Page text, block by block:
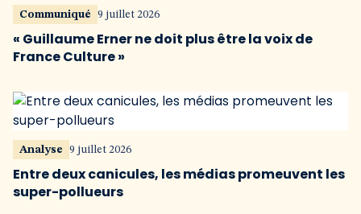
Communiqué 9 juillet 2026
« Guillaume Erner ne doit plus être la voix de
France Culture »
Analyse 9 juillet 2026
Entre deux canicules, les médias promeuvent les
super-pollueurs